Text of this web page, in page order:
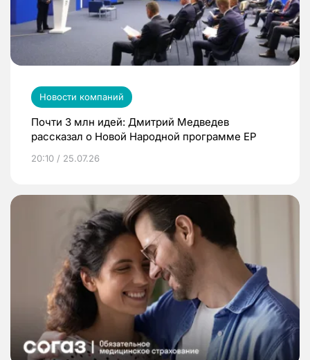
Новости компаний
Почти 3 млн идей: Дмитрий Медведев
рассказал о Новой Народной программе ЕР
20:10 / 25.07.26